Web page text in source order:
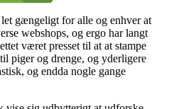
gængeligt for alle og enhver at
webshops, og ergo har langt
været presset til at at stampe
piger og drenge, og yderligere
og endda nogle gange